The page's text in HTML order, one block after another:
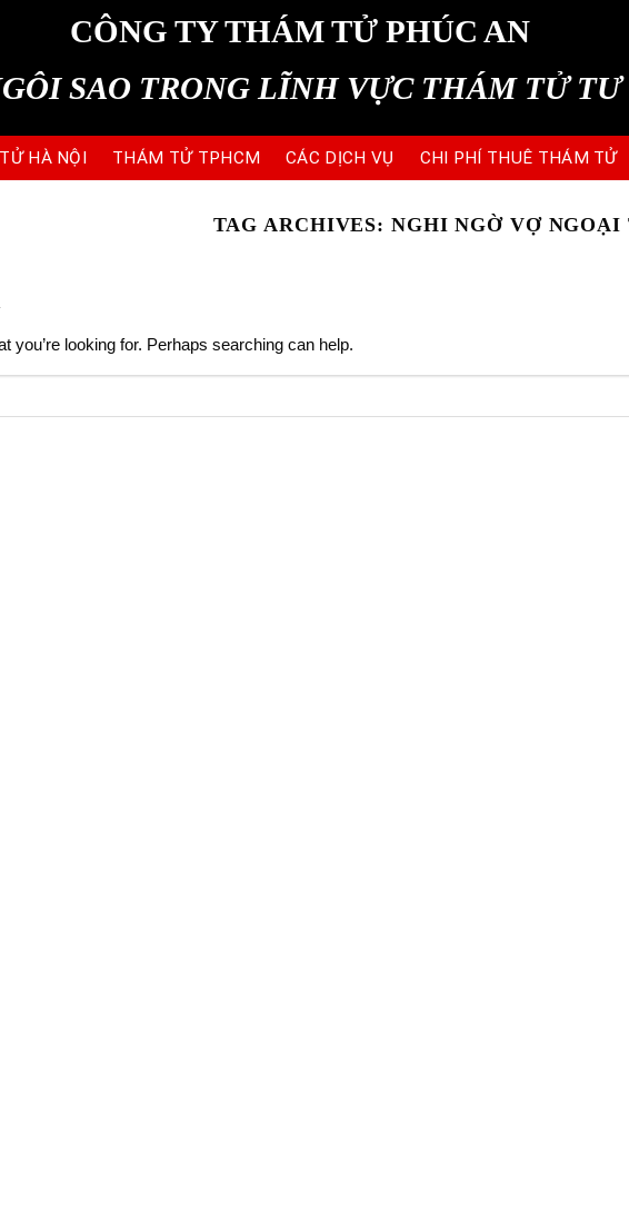
CÔNG TY THÁM TỬ PHÚC AN
SAO TRONG LĨNH VỰC THÁM TỬ TƯ
HÀ NỘI THÁM TỬ TPHCM CÁC DỊCH VỤ CHI PHÍ THUÊ THÁM TỬ
TAG ARCHIVES: NGHI NGỜ VỢ NGOẠI
you’re looking for. Perhaps searching can help.